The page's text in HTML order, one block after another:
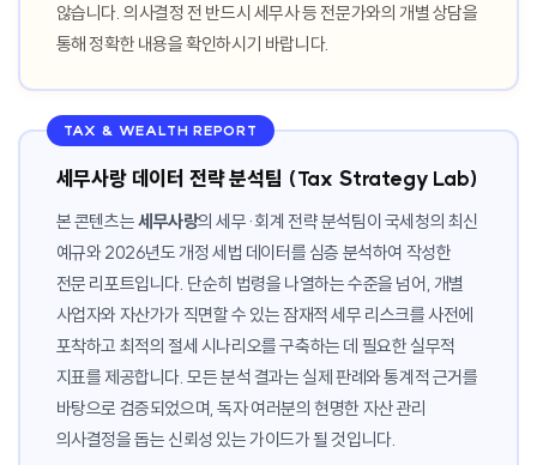
않습니다. 의사결정 전 반드시 세무사 등 전문가와의 개별 상담을
통해 정확한 내용을 확인하시기 바랍니다.
TAX & WEALTH REPORT
세무사랑 데이터 전략 분석팀 (Tax Strategy Lab)
본 콘텐츠는세무사랑의 세무·회계 전략 분석팀이 국세청의 최신
예규와 2026년도 개정 세법 데이터를 심층 분석하여 작성한
전문 리포트입니다. 단순히 법령을 나열하는 수준을 넘어, 개별
사업자와 자산가가 직면할 수 있는 잠재적 세무 리스크를 사전에
포착하고 최적의 절세 시나리오를 구축하는 데 필요한 실무적
지표를 제공합니다. 모든 분석 결과는 실제 판례와 통계적 근거를
바탕으로 검증되었으며, 독자 여러분의 현명한 자산 관리
의사결정을 돕는 신뢰성 있는 가이드가 될 것입니다.